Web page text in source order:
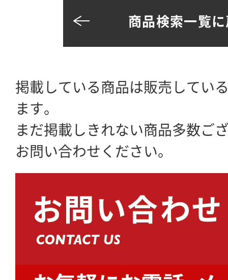
商品検索一覧
掲載している商品は販売してい
ます。
まだ掲載しきれない商品多数ご
お問い合わせください。